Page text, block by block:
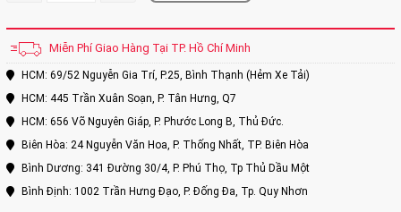
Miễn Phí Giao Hàng Tại TP. Hồ Chí Minh
HCM: 69/52 Nguyễn Gia Trí, P.25, Bình Thạnh (Hẻm Xe Tải)
HCM: 445 Trần Xuân Soạn, P. Tân Hưng, Q7
HCM: 656 Võ Nguyên Giáp, P. Phước Long B, Thủ Đức.
Biên Hòa: 24 Nguyễn Văn Hoa, P. Thống Nhất, TP. Biên Hòa
Bình Dương: 341 Đường 30/4, P. Phú Thọ, Tp Thủ Dầu Một
Bình Định: 1002 Trần Hưng Đạo, P. Đống Đa, Tp. Quy Nhơn